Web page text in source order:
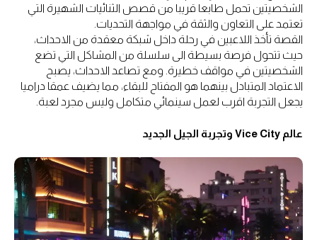
الشخصيتين تحمل طابعا قريبا من قصص الثنائيات الشهيرة التي
تعتمد على التعاون والثقة في مواجهة التحديات.
القصة تأخذ اللاعبين في رحلة داخل شبكة معقدة من الاحداث،
حيث تتحول فرصة بسيطة الى سلسلة من المشاكل التي تضع
الشخصيتين في مواقف خطيرة. ومع تصاعد الاحداث، يصبح
الاعتماد المتبادل بينهما هو المفتاح للبقاء، مما يضيف عمقا دراميا
يجعل التجربة اقرب لعمل سينمائي متكامل وليس مجرد لعبة.
عالم Vice City وتجربة الجيل الجديد